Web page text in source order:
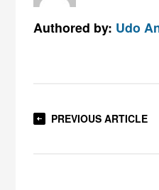
Authored by: Udo
PREVIOUS ARTICLE